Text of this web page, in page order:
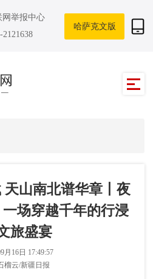
网举报中心
哈萨克文版
天山南北谱华章丨夜
场穿越千年的行浸
旅盛宴
月16日 17:49:57
榴云/新疆日报